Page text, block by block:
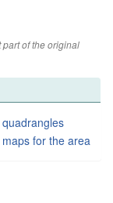
part of the original
for the area